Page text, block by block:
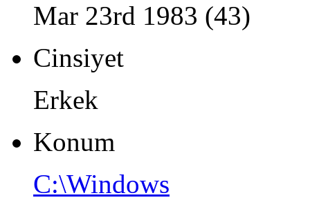
Mar 23rd 1983 (43)
Cinsiyet
Erkek
Konum
C:\Windows